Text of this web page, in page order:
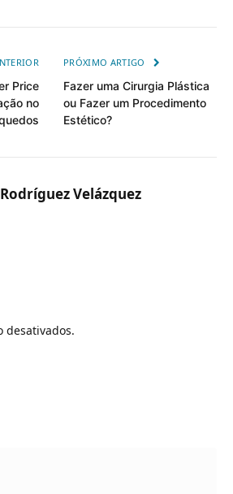
Price
no
PRÓXIMO ARTIGO
Fazer uma Cirurgia Plástica
ou Fazer um Procedimento
Estético?
Velázquez
desativados.